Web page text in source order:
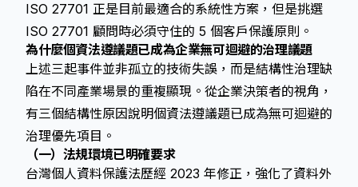
ISO 27701 正是目前最適合的系統性方案，但是挑選
ISO 27701 顧問時必須守住的 5 個客戶保護原則。
為什麼個資法遵議題已成為企業無可迴避的治理議題
上述三起事件並非孤立的技術失誤，而是結構性治理缺
陷在不同產業場景的重複顯現。從企業決策者的視角，
有三個結構性原因說明個資法遵議題已成為無可迴避的
治理優先項目。
（一）法規環境已明確要求
台灣個人資料保護法歷經 2023 年修正，強化了資料外